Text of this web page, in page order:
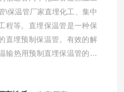
\保温管厂家直埋化工、集中
程等。直埋保温管是一种保
直埋预制保温管。有效的解
输热用预制直埋保温管的保